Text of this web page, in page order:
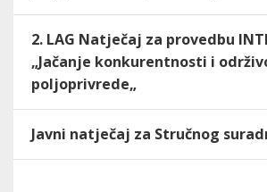
2. LAG Natječaj za provedbu
„Jačanje konkurentnosti i
poljoprivrede„
Javni natječaj za Stručnog